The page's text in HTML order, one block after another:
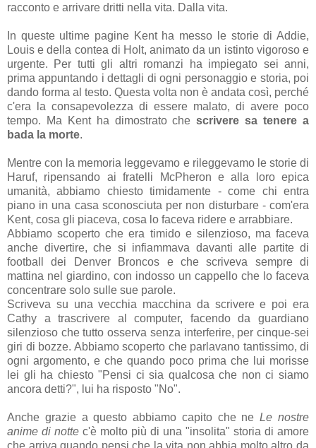
racconto e arrivare dritti nella vita. Dalla vita.
In queste ultime pagine Kent ha messo le storie di Addie,
Louis e della contea di Holt, animato da un istinto vigoroso e
urgente. Per tutti gli altri romanzi ha impiegato sei anni,
prima appuntando i dettagli di ogni personaggio e storia, poi
dando forma al testo. Questa volta non è andata così, perché
c'era la consapevolezza di essere malato, di avere poco
tempo. Ma Kent ha dimostrato chescrivere sa tenere a
bada la morte.
Mentre con la memoria leggevamo e rileggevamo le storie di
Haruf, ripensando ai fratelli McPheron e alla loro epica
umanità, abbiamo chiesto timidamente - come chi entra
piano in una casa sconosciuta per non disturbare - com'era
Kent, cosa gli piaceva, cosa lo faceva ridere e arrabbiare.
Abbiamo scoperto che era timido e silenzioso, ma faceva
anche divertire, che si infiammava davanti alle partite di
football dei Denver Broncos e che scriveva sempre di
mattina nel giardino, con indosso un cappello che lo faceva
concentrare solo sulle sue parole.
Scriveva su una vecchia macchina da scrivere e poi era
Cathy a trascrivere al computer, facendo da guardiano
silenzioso che tutto osserva senza interferire, per cinque-sei
giri di bozze. Abbiamo scoperto che parlavano tantissimo, di
ogni argomento, e che quando poco prima che lui morisse
lei gli ha chiesto "Pensi ci sia qualcosa che non ci siamo
ancora detti?", lui ha risposto "No".
Anche grazie a questo abbiamo capito che neLe nostre
anime di notte c'è molto più di una "insolita" storia di amore
che arriva quando pensi che la vita non abbia molto altro da